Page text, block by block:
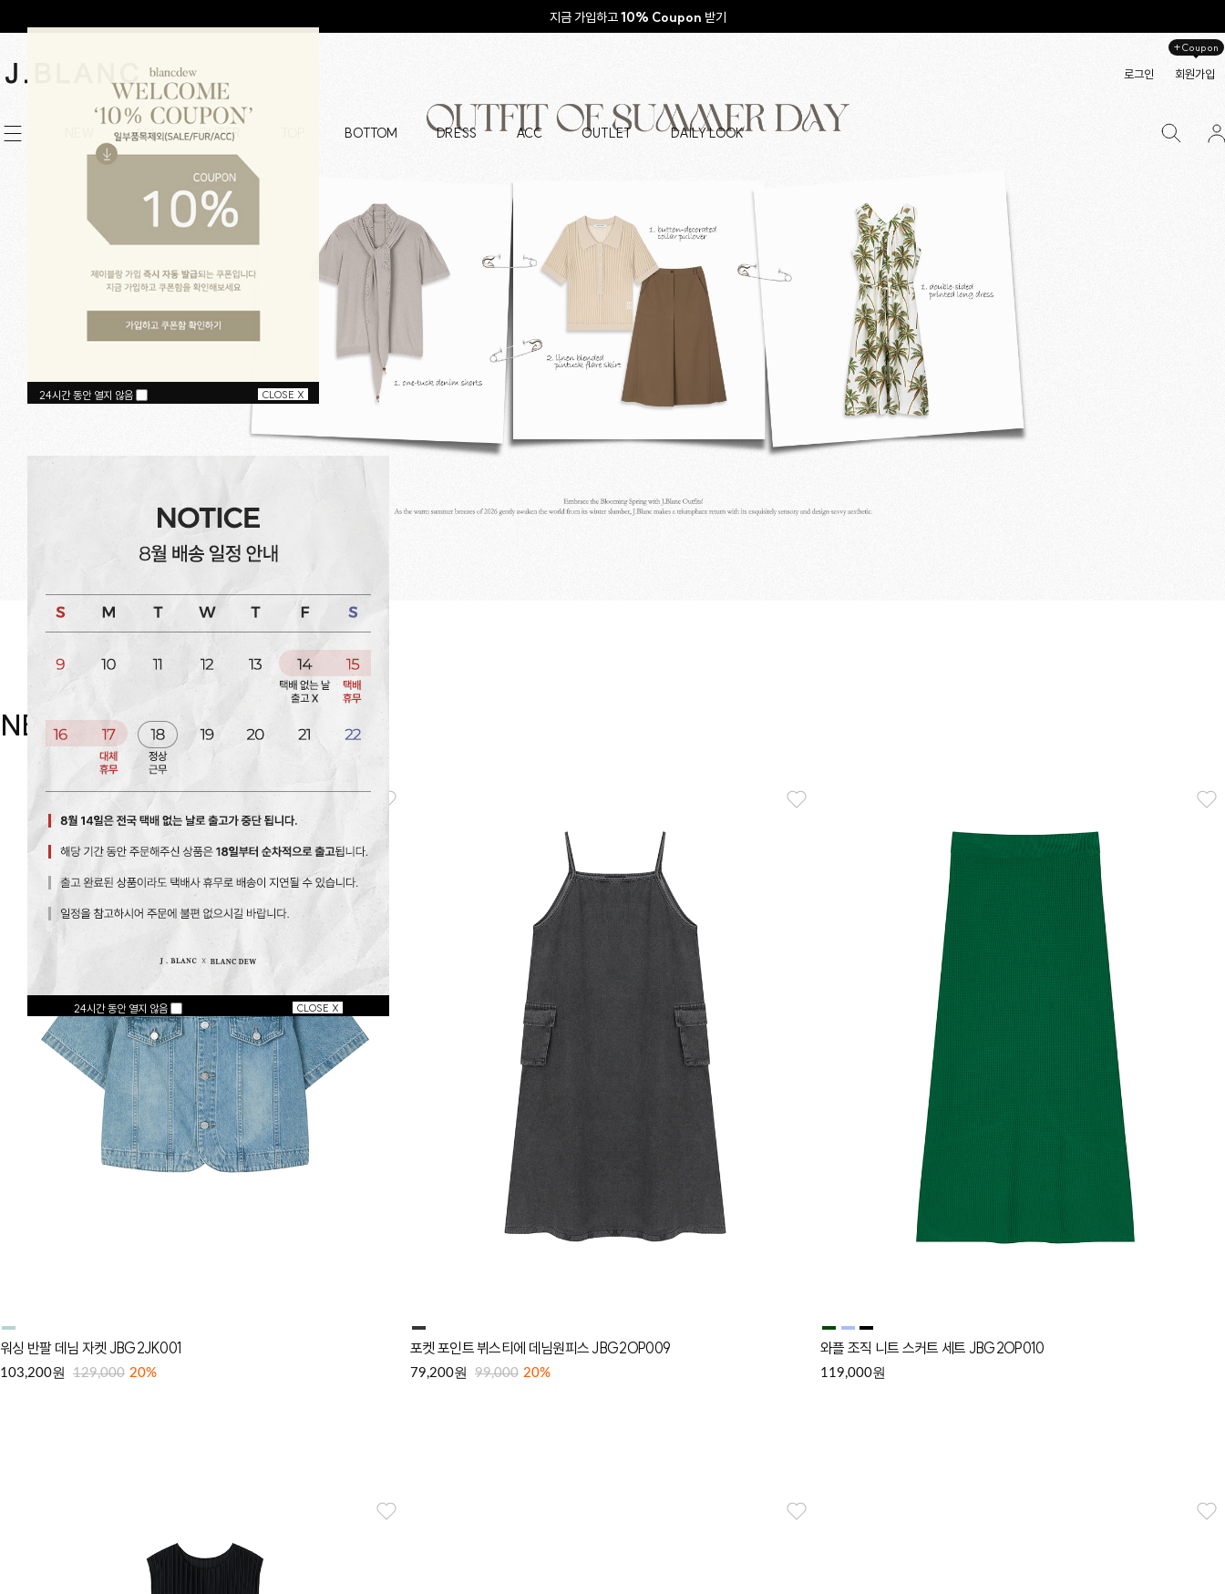
지금 가입하고10% Coupon 받기
로그인 회원가입
+Coupon
ALL OUTER BOTTOM DRESS ACC OUTLET DAILY LOOK
NEW item
워싱 반팔 데님 자켓 JBG2JK001
103,200원 129,000 20%
포켓 포인트 뷔스티에 데님원피스 JBG2OP009
79,200원 99,000 20%
와플 조직 니트 스커트 세트 JBG2OP010
119,000원
24시간 동안 열지 않음 CLOSE X
24시간 동안 열지 않음 CLOSE X